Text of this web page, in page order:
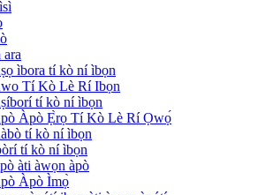
ara
ìbora tí kò ní ìbọn
Tí Kò Lè Rí Ibọn
tí kò ní ìbọn
Àpò Ẹ̀rọ Tí Kò Lè Rí Ọwọ́
tí kò ní ìbọn
tí kò ní ìbọn
àti àwọn àpò
Àpò Ìmọ̀